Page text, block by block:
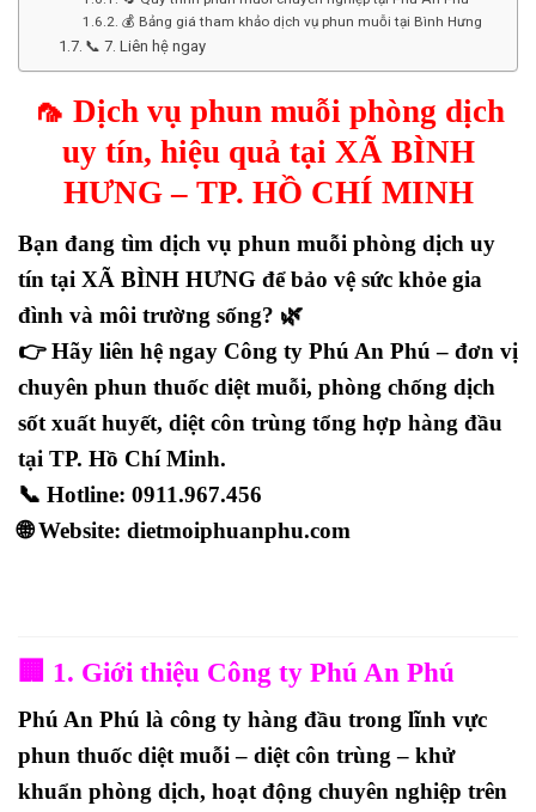
💰 Bảng giá tham khảo dịch vụ phun muỗi tại Bình Hưng
📞 7. Liên hệ ngay
🦟 Dịch vụ phun muỗi phòng dịch
uy tín, hiệu quả tại XÃ BÌNH
HƯNG – TP. HỒ CHÍ MINH
Bạn đang tìm dịch vụ phun muỗi phòng dịch uy
tín tại XÃ BÌNH HƯNG để bảo vệ sức khỏe gia
đình và môi trường sống? 🌿
👉 Hãy liên hệ ngay Công ty Phú An Phú – đơn vị
chuyên phun thuốc diệt muỗi, phòng chống dịch
sốt xuất huyết, diệt côn trùng tổng hợp hàng đầu
tại TP. Hồ Chí Minh.
📞 Hotline: 0911.967.456
🌐Website: dietmoiphuanphu.com
🏢 1. Giới thiệu Công ty Phú An Phú
Phú An Phú là công ty hàng đầu trong lĩnh vực
phun thuốc diệt muỗi – diệt côn trùng – khử
khuẩn phòng dịch, hoạt động chuyên nghiệp trên